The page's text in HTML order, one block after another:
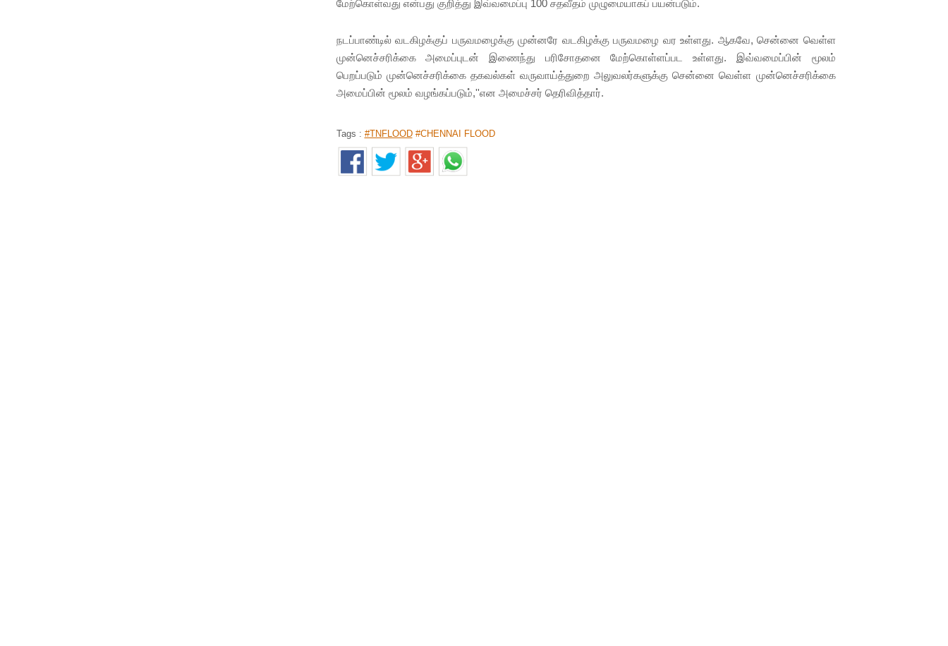
மேற்கொள்வது என்பது குறித்து இவ்வமைப்பு 100 சதவீதம் முழுமையாகப் பயன்படும்.
நடப்பாண்டில் வடகிழக்குப் பருவமழைக்கு முன்னரே வடகிழக்கு பருவமழை வர உள்ளது. ஆகவே, சென்னை வெள்ள
முன்னெச்சரிக்கை அமைப்புடன் இணைந்து பரிசோதனை மேற்கொள்ளப்பட உள்ளது. இவ்வமைப்பின் மூலம்
பெறப்படும் முன்னெச்சரிக்கை தகவல்கள் வருவாய்த்துறை அலுவலர்களுக்கு சென்னை வெள்ள முன்னெச்சரிக்கை
அமைப்பின் மூலம் வழங்கப்படும்,''என அமைச்சர் தெரிவித்தார்.
Tags : #TNFLOOD#CHENNAI FLOOD